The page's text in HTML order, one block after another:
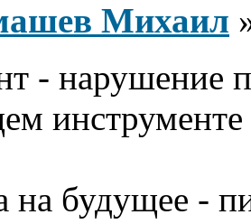
Михаил
- нарушение
на будущее -